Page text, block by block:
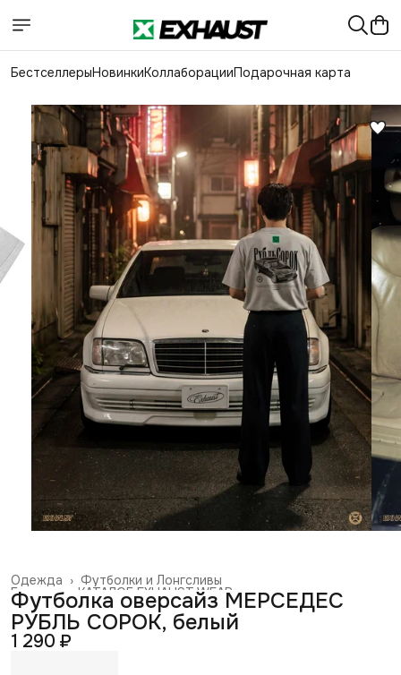
БестселлерыНовинкиКоллаборацииПодарочная карта
Футболки и Лонгсливы
Одежда ›
КАТАЛОГ EXHAUST WEAR ›
Главная ›
Футболка оверсайз МЕРСЕДЕС
РУБЛЬ СОРОК, белый
1 290 ₽